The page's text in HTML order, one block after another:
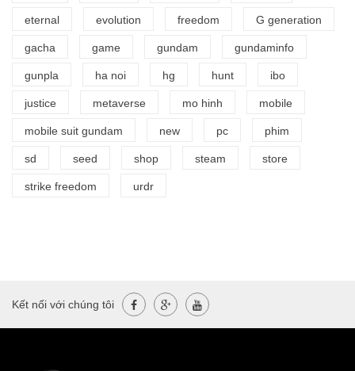
eternal evolution freedom G generation
gacha game gundam gundaminfo
gunpla ha noi hg hunt ibo
justice metaverse mo hinh mobile
mobile suit gundam new pc phim
sd seed shop steam store
strike freedom urdr
Kết nối với chúng tôi